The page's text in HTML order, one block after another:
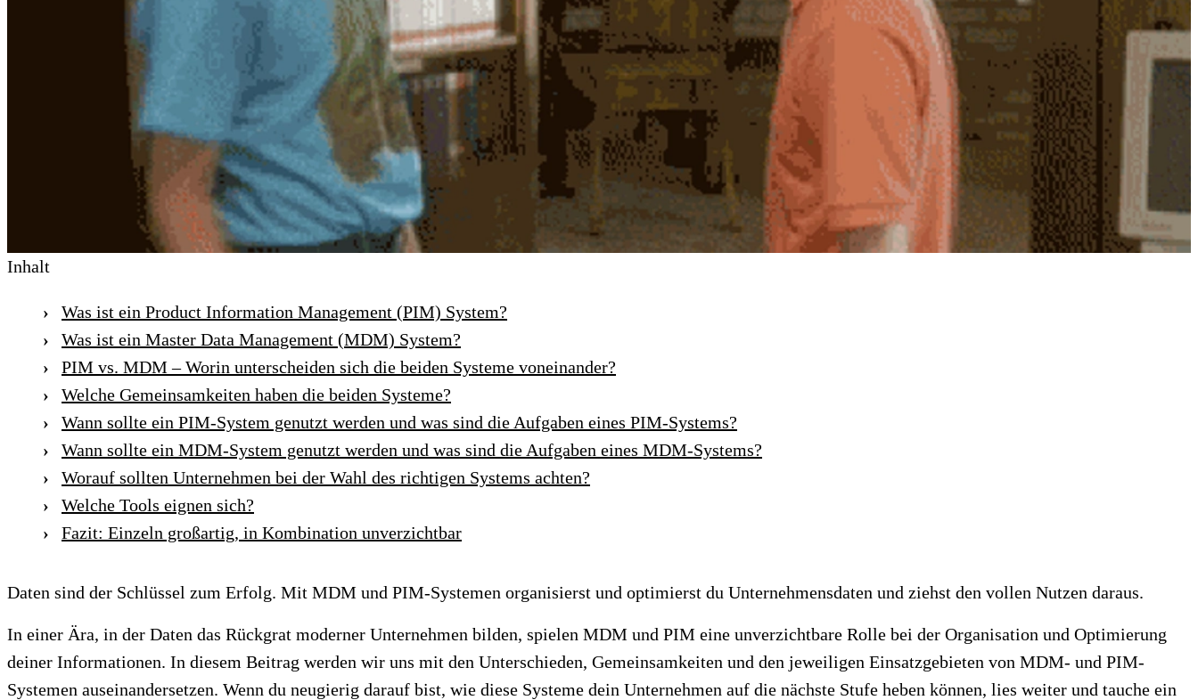
Inhalt
Was ist ein Product Information Management (PIM) System?
Was ist ein Master Data Management (MDM) System?
PIM vs. MDM – Worin unterscheiden sich die beiden Systeme voneinander?
Welche Gemeinsamkeiten haben die beiden Systeme?
Wann sollte ein PIM-System genutzt werden und was sind die Aufgaben eines PIM-Systems?
Wann sollte ein MDM-System genutzt werden und was sind die Aufgaben eines MDM-Systems?
Worauf sollten Unternehmen bei der Wahl des richtigen Systems achten?
Welche Tools eignen sich?
Fazit: Einzeln großartig, in Kombination unverzichtbar
Daten sind der Schlüssel zum Erfolg. Mit MDM und PIM-Systemen organisierst und optimierst du Unternehmensdaten und ziehst den vollen Nutzen daraus.
In einer Ära, in der Daten das Rückgrat moderner Unternehmen bilden, spielen MDM und PIM eine unverzichtbare Rolle bei der Organisation und Optimierung
deiner Informationen. In diesem Beitrag werden wir uns mit den Unterschieden, Gemeinsamkeiten und den jeweiligen Einsatzgebieten von MDM- und PIM-
Systemen auseinandersetzen. Wenn du neugierig darauf bist, wie diese Systeme dein Unternehmen auf die nächste Stufe heben können, lies weiter und tauche ein